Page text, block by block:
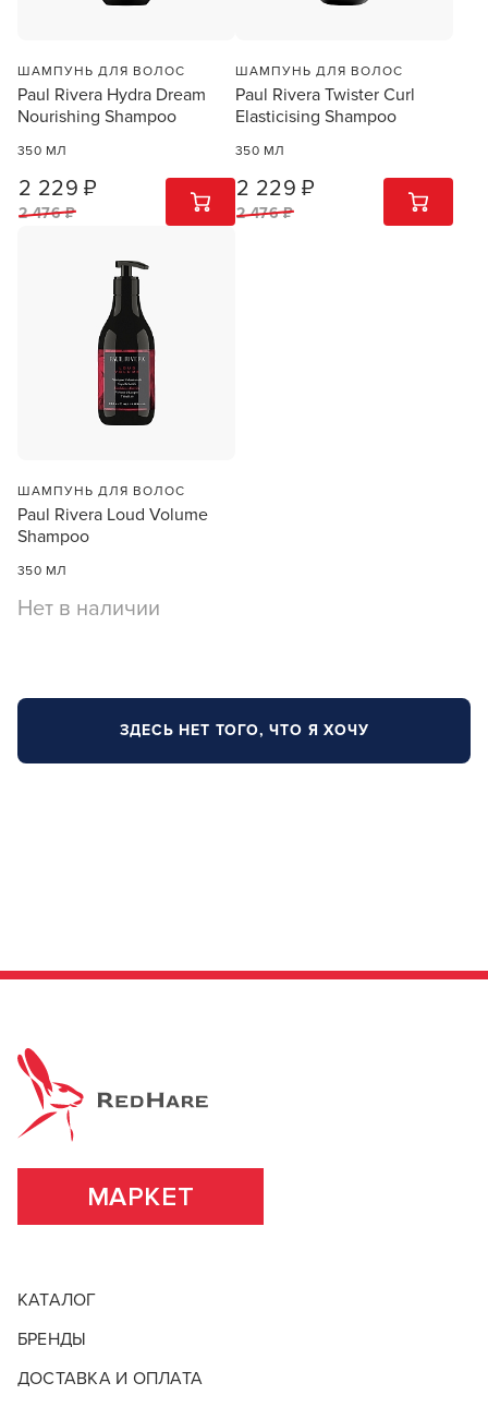
ШАМПУНЬ ДЛЯ ВОЛОС
Paul Rivera Hydra Dream
Nourishing Shampoo
350 МЛ
2 229 ₽
2 476 ₽
1 ШТ
ШАМПУНЬ ДЛЯ ВОЛОС
Paul Rivera Twister Curl
Elasticising Shampoo
350 МЛ
2 229 ₽
2 476 ₽
1 ШТ
ШАМПУНЬ ДЛЯ ВОЛОС
Paul Rivera Loud Volume
Shampoo
350 МЛ
Нет в наличии
ЗДЕСЬ НЕТ ТОГО, ЧТО Я ХОЧУ
МАРКЕТ
КАТАЛОГ
БРЕНДЫ
ДОСТАВКА И ОПЛАТА
Заяц–робот
В новом приложении RedHare Market для Android
смотреть товары и оформлять заказы — удобнее и
намного быстрее!
УСТАНОВИТЬ ИЗ GOOGLE PLAY